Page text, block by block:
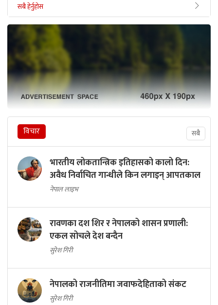
सबै हेर्नुहोस
विचार सबै
भारतीय लोकतान्त्रिक इतिहासको कालो दिन:
अवैध निर्वाचित गान्धीले किन लगाइन् आपतकाल
नेपाल लाइभ
रावणका दश शिर र नेपालको शासन प्रणाली:
एकल सोचले देश बन्दैन
सुरेश गिरी
नेपालको राजनीतिमा जवाफदेहिताको संकट
सुरेश गिरी